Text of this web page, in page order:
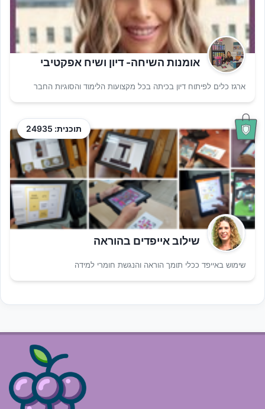
אומנות השיחה- דיון ושיח אפקטיבי
ארגז כלים לפיתוח דיון בכיתה בכל מקצועות הלימוד והסוגיות החבר
תוכנית: 24935
שילוב אייפדים בהוראה
שימוש באייפד ככלי תומך הוראה והנגשת חומרי למידה